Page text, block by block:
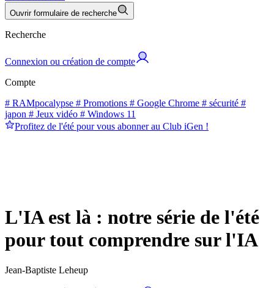
Ouvrir formulaire de recherche
Recherche
Connexion ou création de compte
Compte
# RAMpocalypse # Promotions # Google Chrome # sécurité #
japon # Jeux vidéo # Windows 11
Profitez de l'été pour vous abonner au Club iGen !
L'IA est là : notre série de l'été
pour tout comprendre sur l'IA
Jean-Baptiste Leheup